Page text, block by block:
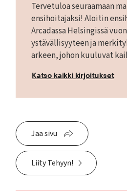
Tervetuloa seuraamaan
ensihoitajaksi! Aloitin
Arcadassa Helsingissä
ystävällisyyteen ja
arkeen, johon kuuluvat
Katso kaikki kirjoitukset
Jaa sivu
Liity Tehyyn!